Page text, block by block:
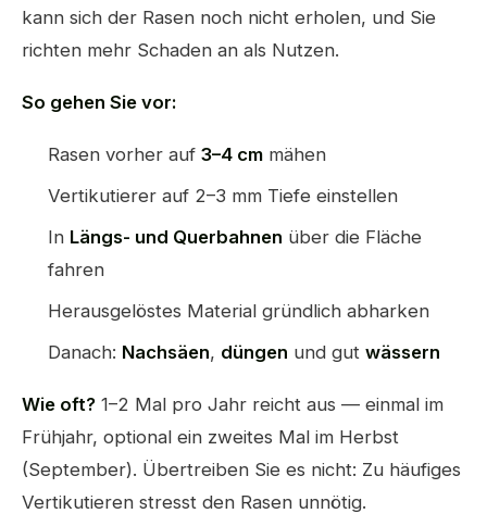
kann sich der Rasen noch nicht erholen, und Sie
richten mehr Schaden an als Nutzen.
So gehen Sie vor:
Rasen vorher auf 3–4 cm mähen
Vertikutierer auf 2–3 mm Tiefe einstellen
In Längs- und Querbahnen über die Fläche
fahren
Herausgelöstes Material gründlich abharken
Danach: Nachsäen, düngen und gut wässern
Wie oft? 1–2 Mal pro Jahr reicht aus — einmal im
Frühjahr, optional ein zweites Mal im Herbst
(September). Übertreiben Sie es nicht: Zu häufiges
Vertikutieren stresst den Rasen unnötig.